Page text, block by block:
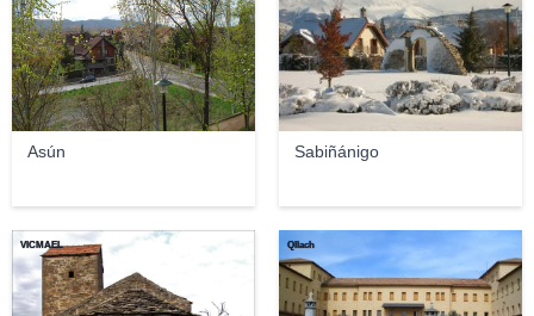
Asún Sabiñánigo
VICMAEL Qllach